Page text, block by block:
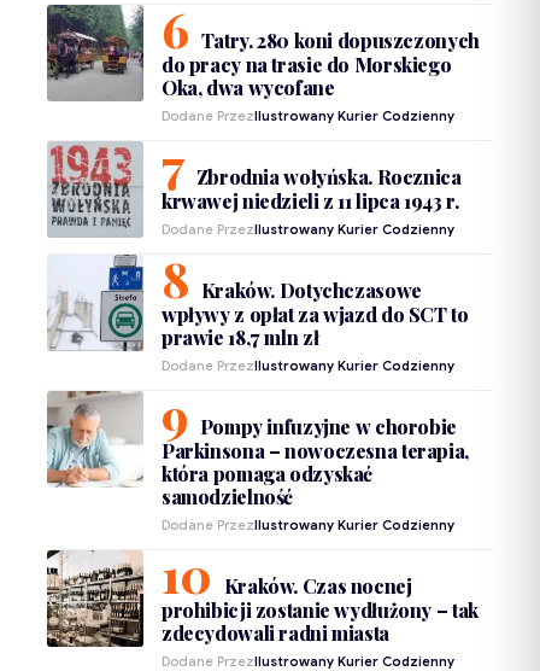
Tatry. 280 koni dopuszczonych
do pracy na trasie do Morskiego
Oka, dwa wycofane
Dodane PrzezIlustrowany Kurier Codzienny
Zbrodnia wołyńska. Rocznica
krwawej niedzieli z 11 lipca 1943 r.
Dodane PrzezIlustrowany Kurier Codzienny
Kraków. Dotychczasowe
wpływy z opłat za wjazd do SCT to
prawie 18,7 mln zł
Dodane PrzezIlustrowany Kurier Codzienny
Pompy infuzyjne w chorobie
Parkinsona – nowoczesna terapia,
która pomaga odzyskać
samodzielność
Dodane PrzezIlustrowany Kurier Codzienny
Kraków. Czas nocnej
prohibicji zostanie wydłużony – tak
zdecydowali radni miasta
Dodane PrzezIlustrowany Kurier Codzienny